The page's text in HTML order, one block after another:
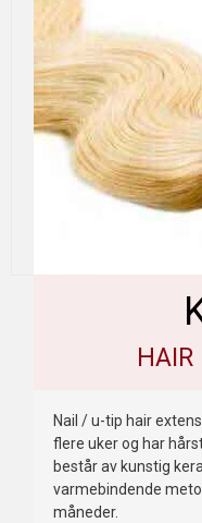
HAIR
Nail / u-tip hair
flere uker og har
består av kunstig
varmebindende
måneder.